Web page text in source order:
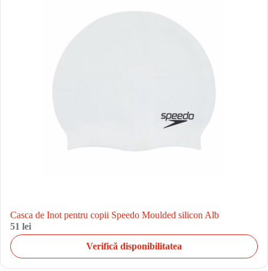
Casca de Inot pentru copii Speedo Moulded silicon Alb
51 lei
Verifică disponibilitatea